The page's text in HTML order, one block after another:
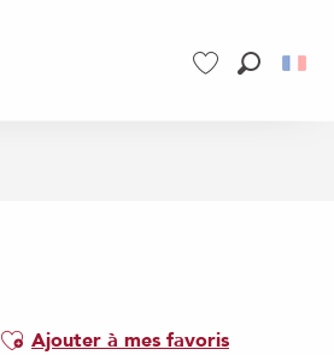
Ajouter aux favoris
Ajouter à mes favoris